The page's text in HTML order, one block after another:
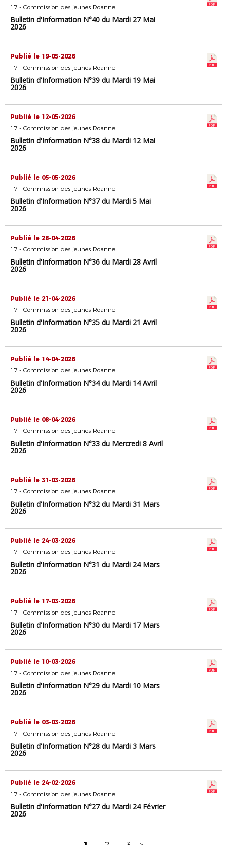
17 - Commission des jeunes Roanne
Bulletin d'Information N°40 du Mardi 27 Mai
2026
Publié le 19-05-2026
17 - Commission des jeunes Roanne
Bulletin d'Information N°39 du Mardi 19 Mai
2026
Publié le 12-05-2026
17 - Commission des jeunes Roanne
Bulletin d'Information N°38 du Mardi 12 Mai
2026
Publié le 05-05-2026
17 - Commission des jeunes Roanne
Bulletin d'Information N°37 du Mardi 5 Mai
2026
Publié le 28-04-2026
17 - Commission des jeunes Roanne
Bulletin d'Information N°36 du Mardi 28 Avril
2026
Publié le 21-04-2026
17 - Commission des jeunes Roanne
Bulletin d'Information N°35 du Mardi 21 Avril
2026
Publié le 14-04-2026
17 - Commission des jeunes Roanne
Bulletin d'Information N°34 du Mardi 14 Avril
2026
Publié le 08-04-2026
17 - Commission des jeunes Roanne
Bulletin d'Information N°33 du Mercredi 8 Avril
2026
Publié le 31-03-2026
17 - Commission des jeunes Roanne
Bulletin d'Information N°32 du Mardi 31 Mars
2026
Publié le 24-03-2026
17 - Commission des jeunes Roanne
Bulletin d'Information N°31 du Mardi 24 Mars
2026
Publié le 17-03-2026
17 - Commission des jeunes Roanne
Bulletin d'Information N°30 du Mardi 17 Mars
2026
Publié le 10-03-2026
17 - Commission des jeunes Roanne
Bulletin d'Information N°29 du Mardi 10 Mars
2026
Publié le 03-03-2026
17 - Commission des jeunes Roanne
Bulletin d'Information N°28 du Mardi 3 Mars
2026
Publié le 24-02-2026
17 - Commission des jeunes Roanne
Bulletin d'Information N°27 du Mardi 24 Février
2026